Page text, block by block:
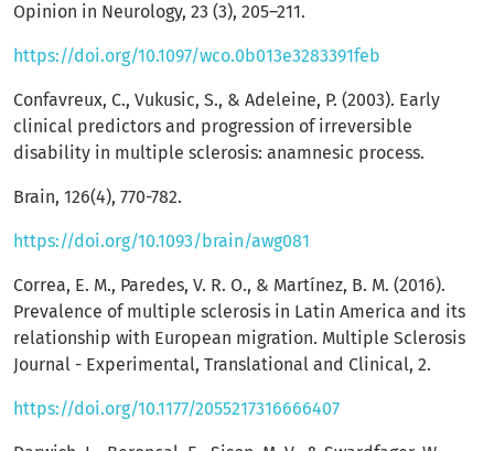
Opinion in Neurology, 23 (3), 205–211.
https://doi.org/10.1097/wco.0b013e3283391feb
Confavreux, C., Vukusic, S., & Adeleine, P. (2003). Early
clinical predictors and progression of irreversible
disability in multiple sclerosis: anamnesic process.
Brain, 126(4), 770-782.
https://doi.org/10.1093/brain/awg081
Correa, E. M., Paredes, V. R. O., & Martínez, B. M. (2016).
Prevalence of multiple sclerosis in Latin America and its
relationship with European migration. Multiple Sclerosis
Journal - Experimental, Translational and Clinical, 2.
https://doi.org/10.1177/2055217316666407